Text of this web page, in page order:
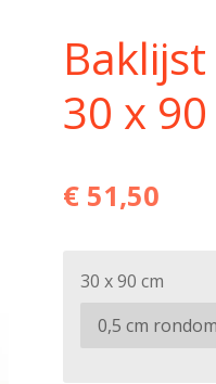
30 x
€ 51,50
30 x 90 cm